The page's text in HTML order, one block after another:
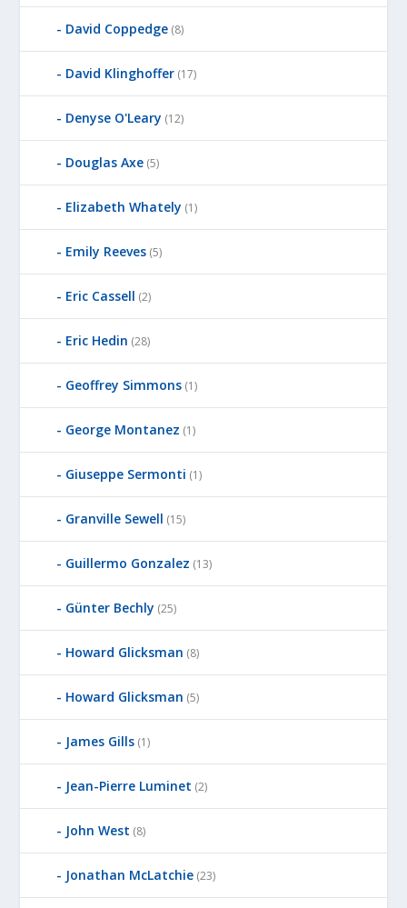
David Coppedge (8)
David Klinghoffer (17)
Denyse O'Leary (12)
Douglas Axe (5)
Elizabeth Whately (1)
Emily Reeves (5)
Eric Cassell (2)
Eric Hedin (28)
Geoffrey Simmons (1)
George Montanez (1)
Giuseppe Sermonti (1)
Granville Sewell (15)
Guillermo Gonzalez (13)
Günter Bechly (25)
Howard Glicksman (8)
Howard Glicksman (5)
James Gills (1)
Jean-Pierre Luminet (2)
John West (8)
Jonathan McLatchie (23)